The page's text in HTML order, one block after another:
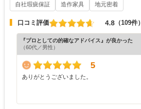
自社瑕疵保証
造作家具 地元密着
口コミ評価 4.8 （109件）
『プロとしての的確なアドバイス』が良かった
（60代／男性）
5
ありがとうございました。